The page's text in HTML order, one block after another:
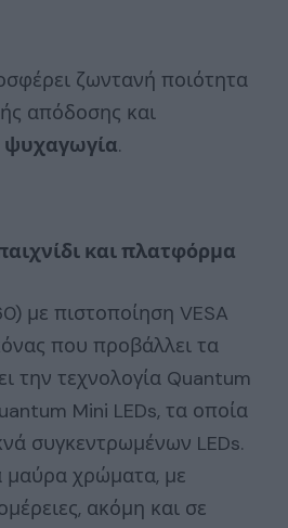
ζωντανή ποιότητα
απόδοσης και
ψυχαγωγία.
και πλατφόρμα
με πιστοποίηση VESA
που προβάλλει τα
την τεχνολογία Quantum
Mini LEDs, τα οποία
συγκεντρωμένων LEDs.
μαύρα χρώματα, με
ακόμη και σε